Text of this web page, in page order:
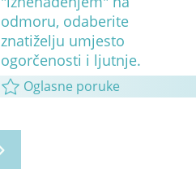
odmoru, odaberite
znatiželju umjesto
ogorčenosti i ljutnje.
Oglasne poruke